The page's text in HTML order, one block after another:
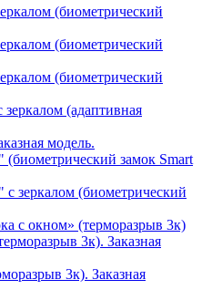
(биометрический
(биометрический
(биометрический
(адаптивная
модель.
замок Smart
зеркалом (биометрический
с окном» (терморазрыв 3к)
3к). Заказная
3к). Заказная